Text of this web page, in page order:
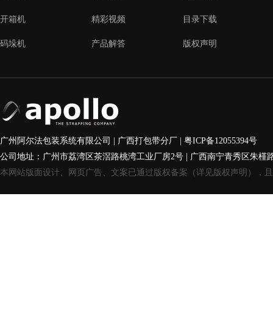
开箱机
码垛机
精彩视频
产品解答
目录下载
版权声明
广州阿尔法包装系统有限公司 | 广西打包带分厂 | 粤ICP备12055394号
公司地址：广州市荔湾区茶滘路桃湾工业厂房2号 | 广西南宁青秀区朱槿
本网站版面设计、网页广告、文案已通过版权备案（详见版权声明），